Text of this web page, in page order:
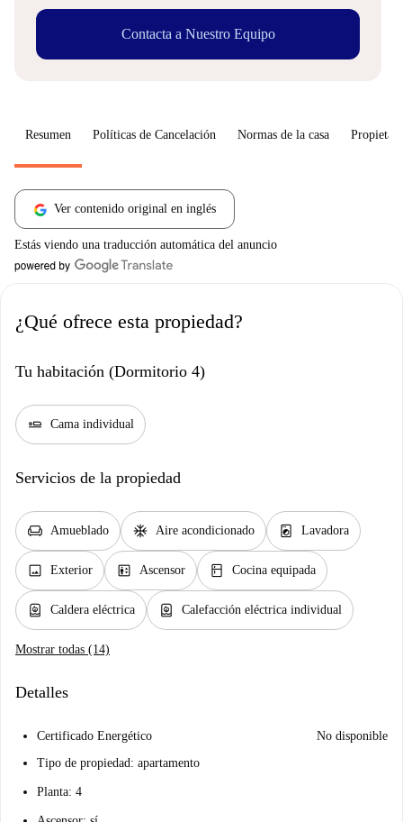
Contacta a Nuestro Equipo
Resumen Políticas de Cancelación Normas de la casa
Ver contenido original en inglés
Estás viendo una traducción automática del anuncio
¿Qué ofrece esta propiedad?
Tu habitación (Dormitorio 4)
airline_seat_flat Cama individual
Servicios de la propiedad
chair Amueblado ac_unit Aire acondicionado local_laundry_service Lavadora
image Exterior elevator Ascensor kitchen Cocina equipada
water_heater Caldera eléctrica water_heater Calefacción eléctrica individual
Mostrar todas (14)
Detalles
Certificado Energético
No disponible
Tipo de propiedad: apartamento
Planta: 4